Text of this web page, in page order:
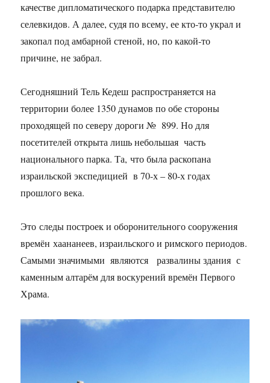
качестве дипломатического подарка представителю
селевкидов. А далее, судя по всему, ее кто-то украл и
закопал под амбарной стеной, но, по какой-то
причине, не забрал.
Сегодняшний Тель Кедеш распространяется на
территории более 1350 дунамов по обе стороны
проходящей по северу дороги № 899. Но для
посетителей открыта лишь небольшая часть
национального парка. Та, что была раскопана
израильской экспедицией в 70-х – 80-х годах
прошлого века.
Это следы построек и оборонительного сооружения
времён хаананеев, израильского и римского периодов.
Самыми значимыми являются развалины здания с
каменным алтарём для воскурений времён Первого
Храма.